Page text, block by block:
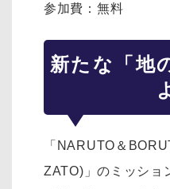
参加費：無料
新たな「地
「NARUTO＆
ZATO)」のミッショ